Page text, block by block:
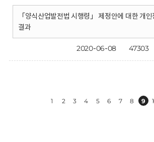
「양식산업발전법 시행령」 제정안에 대한 개
결과
2020-06-08 47303
1 2 3 4 5 6 7 8 9